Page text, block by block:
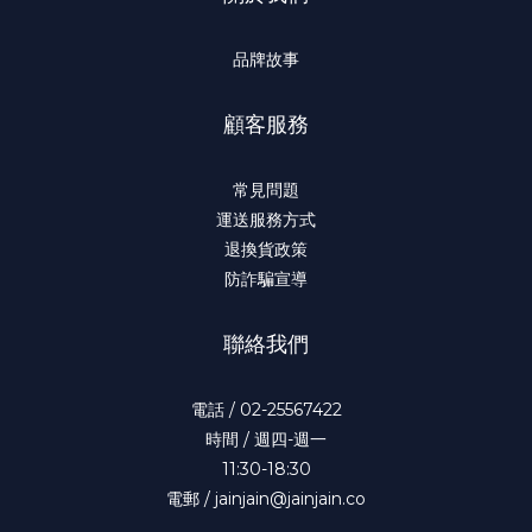
品牌故事
顧客服務
常見問題
運送服務方式
退換貨政策
防詐騙宣導
聯絡我們
電話 / 02-25567422
時間 / 週四-週一
11:30-18:30
電郵 / jainjain@jainjain.co